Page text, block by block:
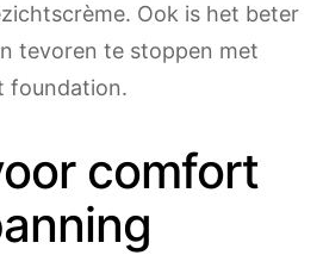
Ook is het beter
tevoren te stoppen met
foundation.
comfort